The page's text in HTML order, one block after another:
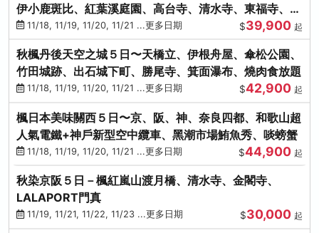
伊小鹿斑比、紅葉溪庭園、高台寺、清水寺、東福寺、伊
勢龍蝦+和牛
11/18, 11/19, 11/20, 11/21 ...更多日期 $39,900 起
秋楓丹後天空之城５日〜天橋立、伊根舟屋、傘松公園、
竹田城跡、出石城下町、勝尾寺、箕面瀑布、燒肉食放題
11/18, 11/19, 11/20, 11/21 ...更多日期 $42,900 起
楓日本美味關西５日〜京、阪、神、奈良四都、和歌山超
人氣電鐵+神戶新型空中纜車、黑潮市場鮪魚秀、啖螃蟹
11/18, 11/19, 11/20, 11/21 ...更多日期 $44,900 起
秋染京阪５日－楓紅嵐山渡月橋、清水寺、金閣寺、
LALAPORT門真
11/19, 11/21, 11/22, 11/23 ...更多日期 $30,000 起